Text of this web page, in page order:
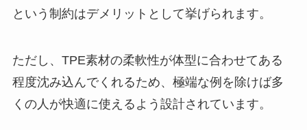
という制約はデメリットとして挙げられます。
ただし、TPE素材の柔軟性が体型に合わせてある
程度沈み込んでくれるため、極端な例を除けば多
くの人が快適に使えるよう設計されています。